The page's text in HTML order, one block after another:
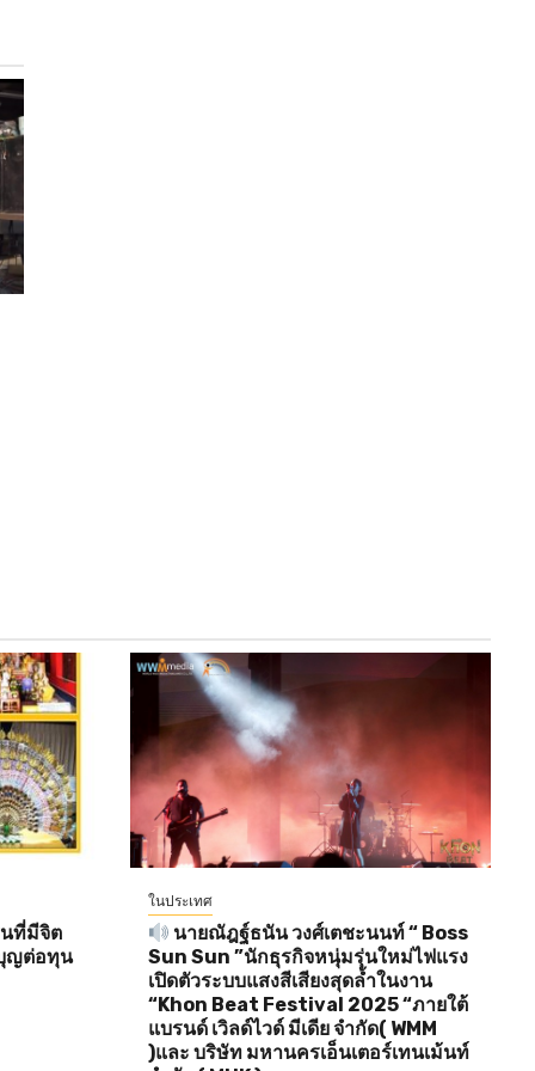
ที่มีจิต
ญต่อทุน
ในประเทศ
นายณัฎฐ์ธนัน วงศ์เตชะนนท์ “ Boss
Sun Sun ”นักธุรกิจหนุ่มรุ่นใหม่ไฟแรง
เปิดตัวระบบแสงสีเสียงสุดล้ำในงาน
“Khon Beat Festival 2025 “ภายใต้
แบรนด์ เวิลด์ไวด์ มีเดีย จำกัด( WMM
)และ บริษัท มหานครเอ็นเตอร์เทนเม้นท์